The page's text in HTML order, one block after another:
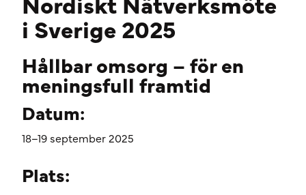
i Sverige 2025
Hållbar omsorg – för en
meningsfull framtid
Datum:
18–19 september 2025
Plats: